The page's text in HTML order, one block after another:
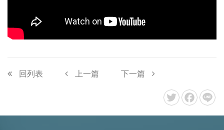
回列表 上一篇 下一篇